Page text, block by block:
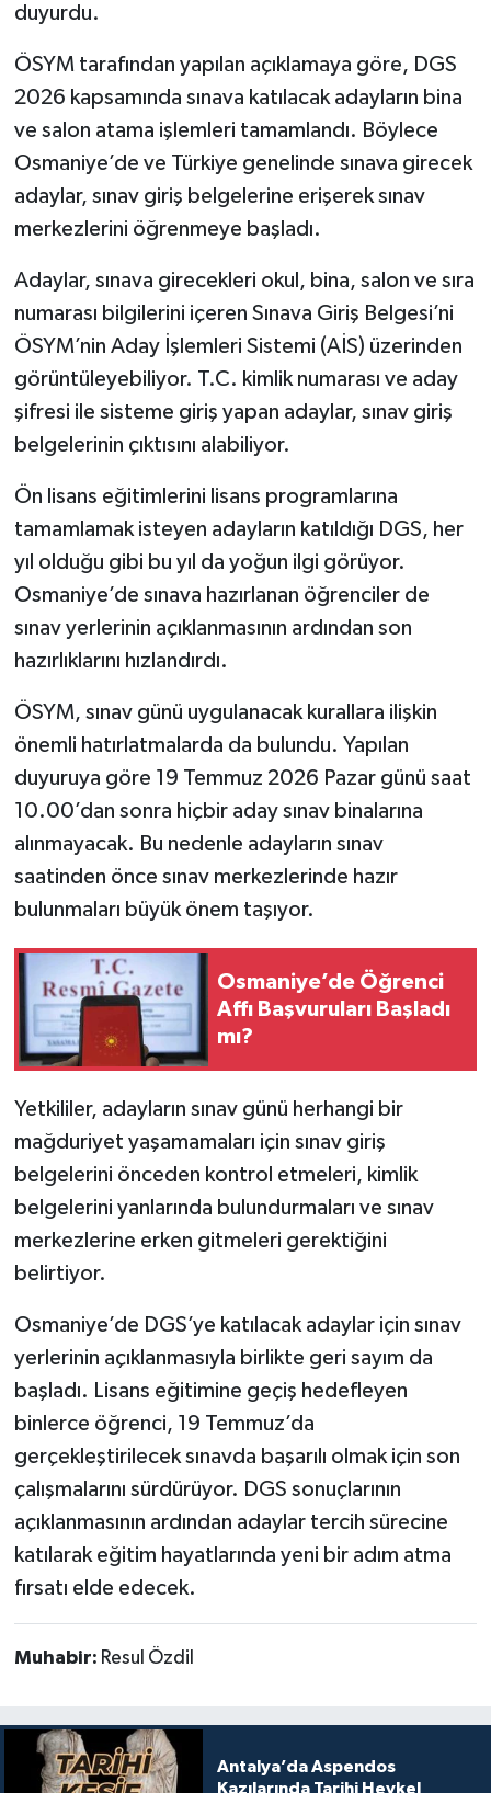
duyurdu.
ÖSYM tarafından yapılan açıklamaya göre, DGS
2026 kapsamında sınava katılacak adayların bina
ve salon atama işlemleri tamamlandı. Böylece
Osmaniye’de ve Türkiye genelinde sınava girecek
adaylar, sınav giriş belgelerine erişerek sınav
merkezlerini öğrenmeye başladı.
Adaylar, sınava girecekleri okul, bina, salon ve sıra
numarası bilgilerini içeren Sınava Giriş Belgesi’ni
ÖSYM’nin Aday İşlemleri Sistemi (AİS) üzerinden
görüntüleyebiliyor. T.C. kimlik numarası ve aday
şifresi ile sisteme giriş yapan adaylar, sınav giriş
belgelerinin çıktısını alabiliyor.
Ön lisans eğitimlerini lisans programlarına
tamamlamak isteyen adayların katıldığı DGS, her
yıl olduğu gibi bu yıl da yoğun ilgi görüyor.
Osmaniye’de sınava hazırlanan öğrenciler de
sınav yerlerinin açıklanmasının ardından son
hazırlıklarını hızlandırdı.
ÖSYM, sınav günü uygulanacak kurallara ilişkin
önemli hatırlatmalarda da bulundu. Yapılan
duyuruya göre 19 Temmuz 2026 Pazar günü saat
10.00’dan sonra hiçbir aday sınav binalarına
alınmayacak. Bu nedenle adayların sınav
saatinden önce sınav merkezlerinde hazır
bulunmaları büyük önem taşıyor.
Osmaniye’de Öğrenci
Affı Başvuruları Başladı
mı?
Yetkililer, adayların sınav günü herhangi bir
mağduriyet yaşamamaları için sınav giriş
belgelerini önceden kontrol etmeleri, kimlik
belgelerini yanlarında bulundurmaları ve sınav
merkezlerine erken gitmeleri gerektiğini
belirtiyor.
Osmaniye’de DGS’ye katılacak adaylar için sınav
yerlerinin açıklanmasıyla birlikte geri sayım da
başladı. Lisans eğitimine geçiş hedefleyen
binlerce öğrenci, 19 Temmuz’da
gerçekleştirilecek sınavda başarılı olmak için son
çalışmalarını sürdürüyor. DGS sonuçlarının
açıklanmasının ardından adaylar tercih sürecine
katılarak eğitim hayatlarında yeni bir adım atma
fırsatı elde edecek.
Muhabir: Resul Özdil
Antalya’da Aspendos
Kazılarında Tarihi Heykel